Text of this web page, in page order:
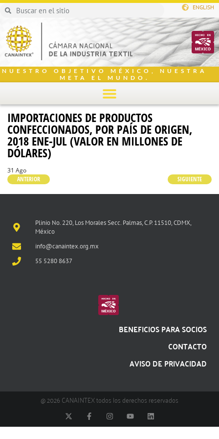
ENGLISH
NUESTRO OBJETIVO MÉXICO, NUESTRA
META EL MUNDO.
IMPORTACIONES DE PRODUCTOS
CONFECCIONADOS, POR PAÍS DE ORIGEN,
2018 ENE-JUL (VALOR EN MILLONES DE
DÓLARES)
31 Ago
ANTERIOR
SIGUIENTE
Plinio No. 220, Los Morales Secc. Palmas, C.P. 11510, CDMX,
México
info@canaintex.org.mx
55 5280 8637
BENEFICIOS PARA SOCIOS
CONTACTO
AVISO DE PRIVACIDAD
@ 2026 CANAINTEX todos los derechos reservados